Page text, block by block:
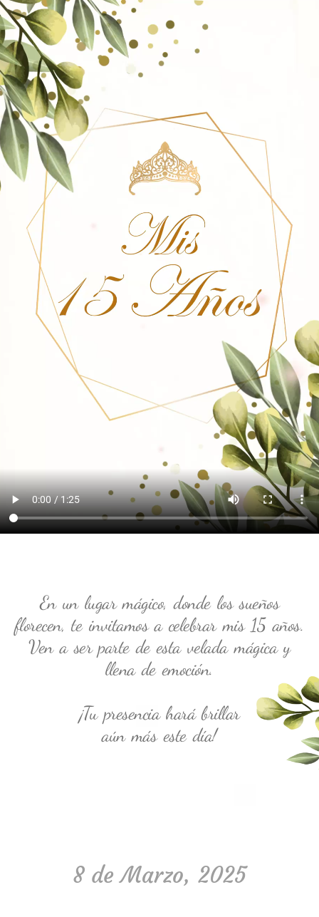
En un lugar mágico, donde los sueños
florecen, te invitamos a celebrar mis 15 años.
Ven a ser parte de esta velada mágica y
llena de emoción.
¡Tu presencia hará brillar
aún más este día!
8 de Marzo, 2025